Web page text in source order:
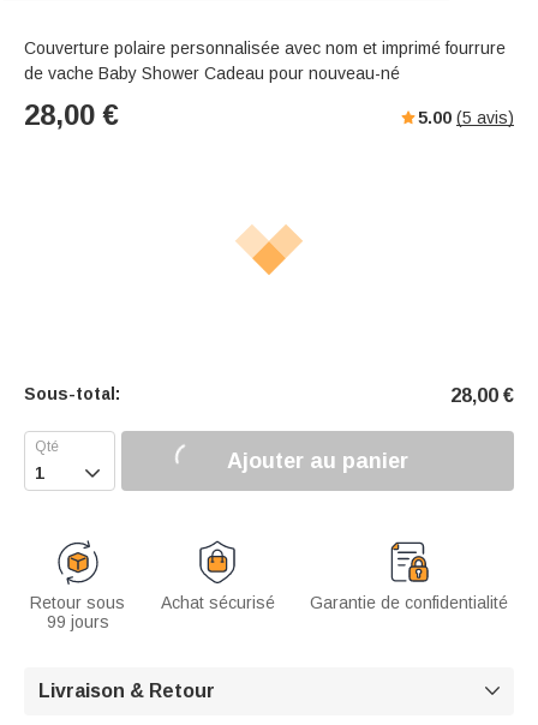
Couverture polaire personnalisée avec nom et imprimé fourrure
de vache Baby Shower Cadeau pour nouveau-né
28,00 € 5.00 (5 avis)
Sous-total: 28,00 €
 Ajouter au panier
Retour sous
99 jours
Achat sécurisé Garantie de confidentialité
Livraison & Retour 